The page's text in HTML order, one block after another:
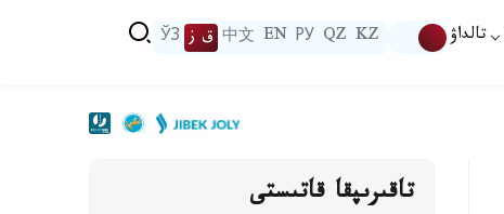
تالداۋ KZ
QZ
РУ
EN
中文 ق ز ЎЗ
تاقىرىپقا قاتىستى